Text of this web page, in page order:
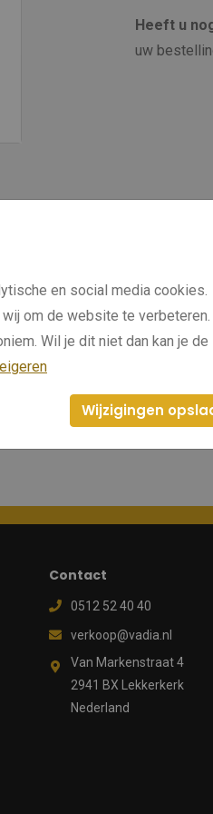
Heeft u
uw
Contact
0512 52 40 40
verkoop@vadia.nl
Van Markenstraat 4
2941 BX Lekkerkerk
Nederland
en social media cookies.
om de website te verbeteren.
Wil je dit niet dan kan je de
Wijzigingen